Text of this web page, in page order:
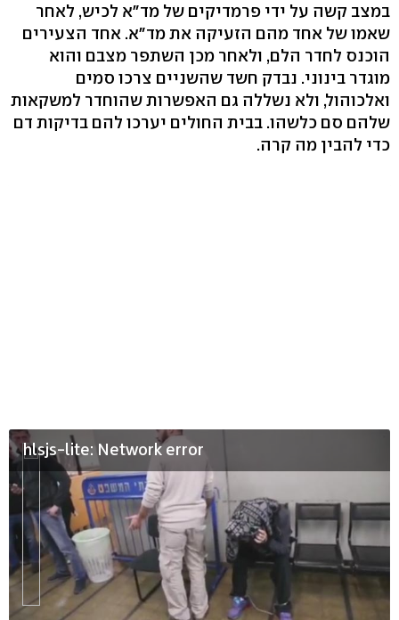
במצב קשה על ידי פרמדיקים של מד"א לכיש, לאחר
שאמו של אחד מהם הזעיקה את מד"א. אחד הצעירים
הוכנס לחדר הלם, ולאחר מכן השתפר מצבם והוא
מוגדר בינוני. נבדק חשד שהשניים צרכו סמים
ואלכוהול, ולא נשללה גם האפשרות שהוחדר למשקאות
שלהם סם כלשהו. בבית החולים יערכו להם בדיקות דם
כדי להבין מה קרה.
hlsjs-lite: Network error